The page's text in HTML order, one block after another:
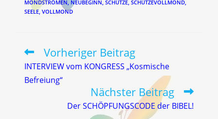
MONDSTRÖMEN NEUBEGINN SCHÜTZE SCHÜTZEVOLLMOND
SEELE, VOLLMOND
Weitere
ansehen
Vorheriger Beitrag
INTERVIEW vom KONGRESS „Kosmische
Befreiung“
Nächster Beitrag
Der SCHÖPFUNGSCODE der BIBEL!